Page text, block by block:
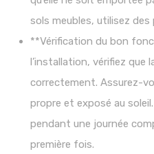
sols meubles, utilisez
**Vérification du bon
l’installation, vérifiez que
correctement. Assurez-
propre et exposé au
pendant une journée
première fois.